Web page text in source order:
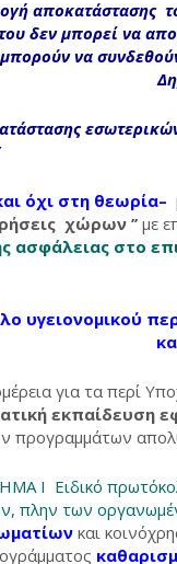
αποκατάστασης
δεν μπορεί να
να
όχι στη θεωρία–
χώρων ’’με
ασφάλειας στο
υγειονομικού
για τα περί
εκπαίδευση
προγραμμάτων
Ι Ειδικό
πλην των
και